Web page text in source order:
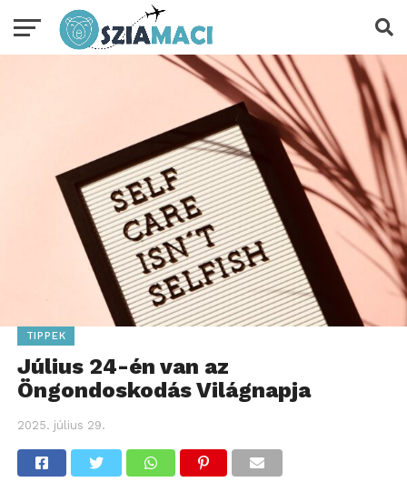
TIPPEK
Július 24-én van az
Öngondoskodás Világnapja
2025. július 29.